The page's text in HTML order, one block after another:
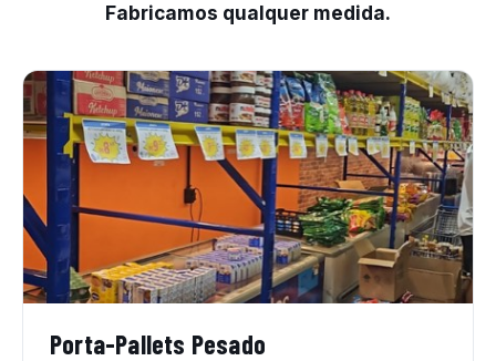
Fabricamos qualquer medida.
Porta-Pallets Pesado